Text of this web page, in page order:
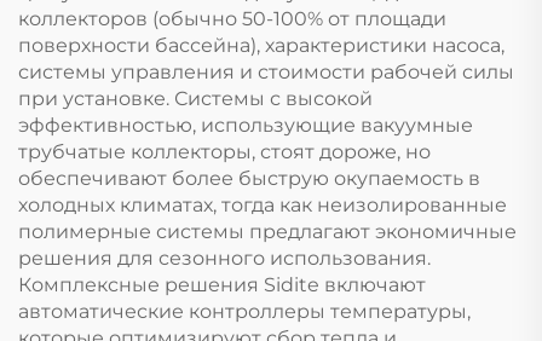
коллекторов (обычно 50-100% от площади
поверхности бассейна), характеристики насоса,
системы управления и стоимости рабочей силы
при установке. Системы с высокой
эффективностью, использующие вакуумные
трубчатые коллекторы, стоят дороже, но
обеспечивают более быструю окупаемость в
холодных климатах, тогда как неизолированные
полимерные системы предлагают экономичные
решения для сезонного использования.
Комплексные решения Sidite включают
автоматические контроллеры температуры,